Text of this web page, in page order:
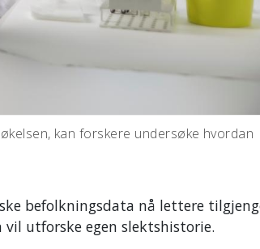
kan forskere undersøke hvordan
befolkningsdata nå lettere
vil utforske egen slektshistorie.